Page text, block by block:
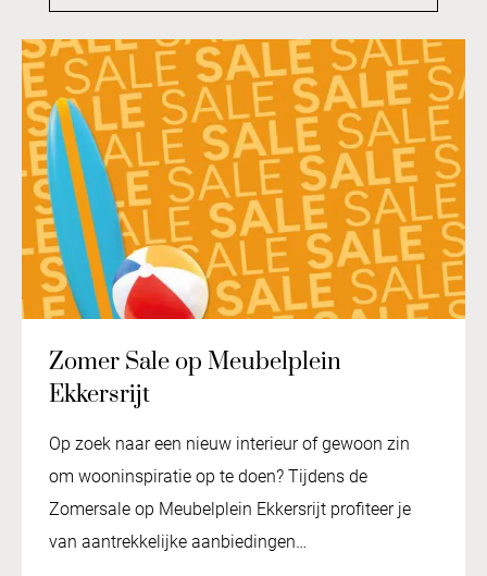
Zomer Sale op Meubelplein
Ekkersrijt
Op zoek naar een nieuw interieur of gewoon zin
om wooninspiratie op te doen? Tijdens de
Zomersale op Meubelplein Ekkersrijt profiteer je
van aantrekkelijke aanbiedingen…